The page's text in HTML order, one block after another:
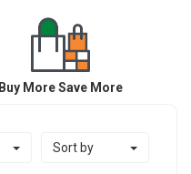
Buy More Save More
Sort by